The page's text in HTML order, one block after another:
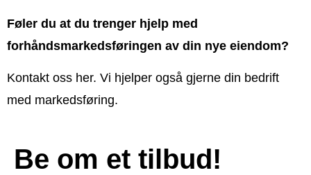
Føler du at du trenger hjelp med
forhåndsmarkedsføringen av din nye eiendom?
Kontakt oss her. Vi hjelper også gjerne din bedrift
med markedsføring.
Be om et tilbud!